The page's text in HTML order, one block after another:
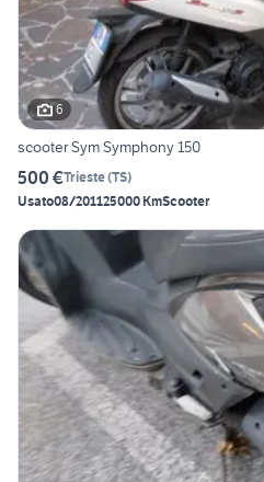
6
scooter Sym Symphony 150
500 €Trieste(TS)
Usato08/201125000 KmScooter